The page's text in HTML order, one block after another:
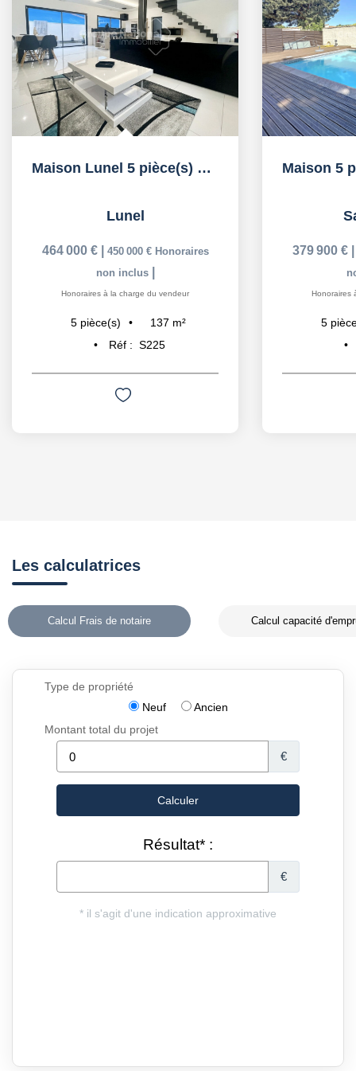
Maison Lunel 5 pièce(s) 137 m2
Lunel
464 000 € 450 000 € Honoraires
non inclus
Honoraires à la charge du vendeur
5 pièce(s) 137 m²
Réf : S225
379 900 €
Honoraires
5
Les calculatrices
Calcul Frais de notaire Calcul capacité